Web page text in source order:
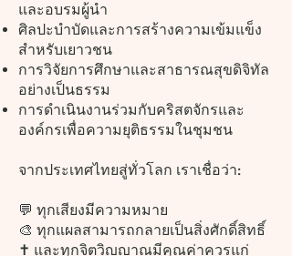
และอบรมผู้นำ
ศิลปะบำบัดและการสร้างความเข้มแข็ง
สำหรับเยาวชน
การวิจัยการศึกษาและสาธารณสุขดิจิทัล
อย่างเป็นธรรม
การดำเนินงานร่วมกับคริสตจักรและ
องค์กรเพื่อความยุติธรรมในชุมชน
จากประเทศไทยสู่ทั่วโลก เราเชื่อว่า:
💬 ทุกเสียงมีความหมาย
🎨 ทุกแผลสามารถกลายเป็นสิ่งศักดิ์สิทธิ์
✝️ และทุกจิตวิญญาณมีคุณค่าควรแก่